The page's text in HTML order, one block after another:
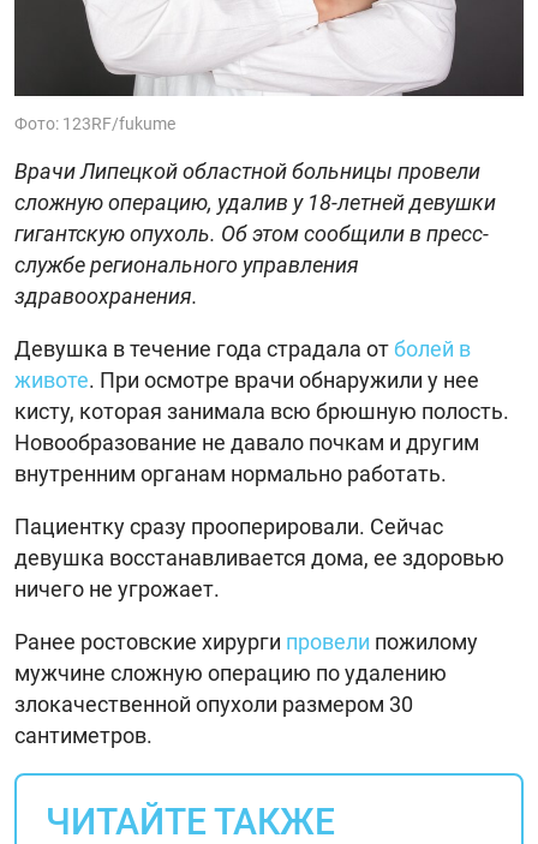
Фото: 123RF/fukume
Врачи Липецкой областной больницы провели
сложную операцию, удалив у 18-летней девушки
гигантскую опухоль. Об этом сообщили в пресс-
службе регионального управления
здравоохранения.
Девушка в течение года страдала отболей в
животе. При осмотре врачи обнаружили у нее
кисту, которая занимала всю брюшную полость.
Новообразование не давало почкам и другим
внутренним органам нормально работать.
Пациентку сразу прооперировали. Сейчас
девушка восстанавливается дома, ее здоровью
ничего не угрожает.
Ранее ростовские хирурги провели пожилому
мужчине сложную операцию по удалению
злокачественной опухоли размером 30
сантиметров.
ЧИТАЙТЕ ТАКЖЕ